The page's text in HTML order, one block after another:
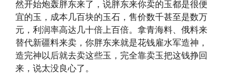
然开始炮轰胖东来了，说胖东来你卖的玉都是很便
宜的玉，成本几百块的玉石，售价数千甚至是数万
元，利润率高达几十倍上百倍。拿青海料、俄料来
替代新疆料来卖，你胖东来就是花钱雇水军造神，
造完神以后就去卖这些玉，完全靠卖玉把这钱挣回
来，说太没良心了。